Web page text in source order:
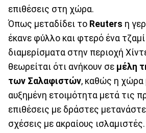
επιθέσεις στη χώρα.
Όπως μεταδίδει το Reuters η
έκανε φύλλο και φτερό ένα
διαμερίσματα στην περιοχή
θεωρείται ότι ανήκουν σε μέλη
των Σαλαφιστών, καθώς η χώρα
αυξημένη ετοιμότητα μετά τις
επιθέσεις με δράστες
σχέσεις με ακραίους ισλαμιστές.